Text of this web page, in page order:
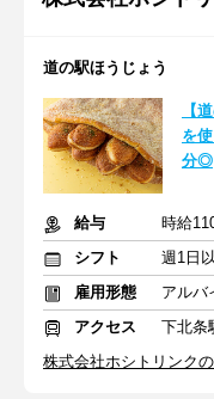
道の駅ほうじょう
【
を
分◎
給与
時給
シフト
雇用形態
アルバ
アクセス
下北条
株式会社ホシトリンク